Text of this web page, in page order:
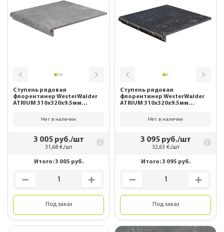
Ступень рядовая
флорентинер WesterWalder
ATRIUM 310х320х9.5мм
Нет в наличии
3 005руб./шт
31,68€./шт
Итого:3 005 руб.
Под заказ
Ступень рядовая
флорентинер WesterWalder
ATRIUM 310х320х9.5мм
Нет в наличии
3 095руб./шт
32,63 €./шт
Итого:3 095 руб.
Под заказ